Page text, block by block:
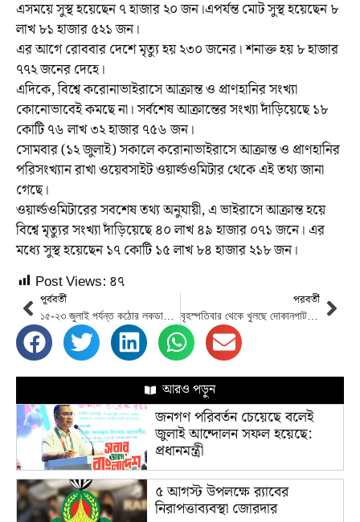
এসময়ে সুস্থ হয়েছেন ৭ হাজার ২০ জন।এপর্যন্ত মোট সুস্থ হয়েছেন ৮
লাখ ৮১ হাজার ৫২১ জন।
এর আগে রোববার দেশে মৃত্যু হয় ২৩০ জনের। শনাক্ত হয় ৮ হাজার
৭৭২ জনের দেহে।
এদিকে, বিশ্বে করোনাভাইরাসে আক্রান্ত ও প্রাণহানির সংখ্যা
কোনোভাবেই কমছে না। সর্বশেষ আক্রান্তের সংখ্যা দাঁড়িয়েছে ১৮
কোটি ৭৬ লাখ ৩২ হাজার ৭৫৬ জন।
সোমবার (১২ জুলাই) সকালে করোনাভাইরাসে আক্রান্ত ও প্রাণহানির
পরিসংখ্যান রাখা ওয়েবসাইট ওয়ার্ল্ডওমিটার থেকে এই তথ্য জানা
গেছে।
ওয়ার্ল্ডওমিটারের সবশেষ তথ্য অনুযায়ী, এ ভাইরাসে আক্রান্ত হয়ে
বিশ্বে মৃত্যুর সংখ্যা দাঁড়িয়েছে ৪০ লাখ ৪৯ হাজার ০৭১ জনে। এর
মধ্যে সুস্থ হয়েছেন ১৭ কোটি ১৫ লাখ ৮৪ হাজার ২১৮ জন।
Post Views: ৪৭
পূর্ববর্তী পরবর্তী
বৃহস্পতিবার থেকে খুলছে দোকানপাট ও শপিংমল
আরও পড়ুন
জনগণ পরিবর্তন চেয়েছে বলেই
জুলাই আন্দোলন সফল হয়েছে:
প্রধানমন্ত্রী
৫ আগস্ট উপলক্ষে র‌্যাবের
নিরাপত্তাব্যবস্থা জোরদার